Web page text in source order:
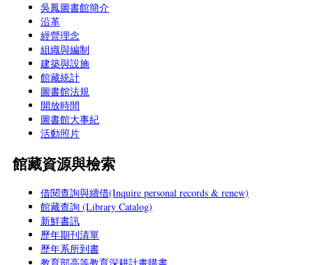
吳鳳圖書館簡介
沿革
經營理念
組織與編制
建築與設施
館藏統計
圖書館法規
開放時間
圖書館大事紀
活動照片
館藏資源與檢索
借閱查詢與續借(Inquire personal records & renew)
館藏查詢 (Library Catalog)
新鮮書訊
歷年期刊清單
歷年系所到書